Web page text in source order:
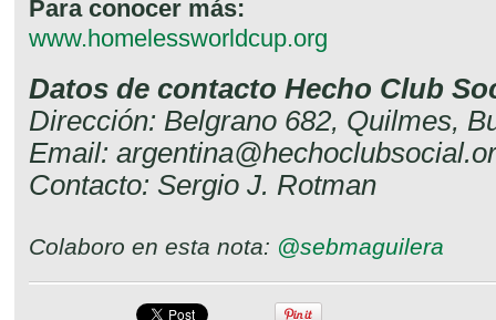
Para conocer más:
www.homelessworldcup.org
Datos de contacto Hecho Club
Dirección: Belgrano 682, Quilmes,
Email:
Contacto: Sergio J. Rotman
Colaboro en esta nota: @sebmaguilera